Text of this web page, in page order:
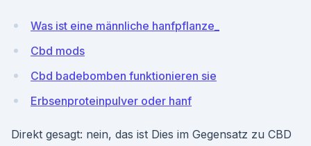
Was ist eine männliche hanfpflanze_
Cbd mods
Cbd badebomben funktionieren sie
Erbsenproteinpulver oder hanf
Direkt gesagt: nein, das ist Dies im Gegensatz zu CBD